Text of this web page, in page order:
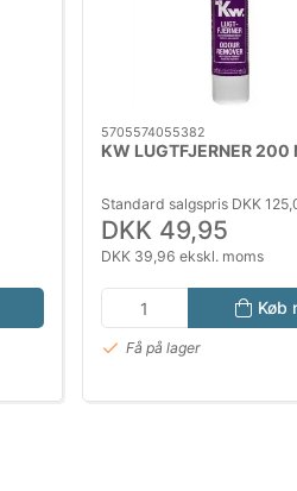
5705574055382
KW LUGTFJERNER 200
Standard salgspris DKK
DKK 49,95
DKK 39,96 ekskl. moms
Køb
Få på lager